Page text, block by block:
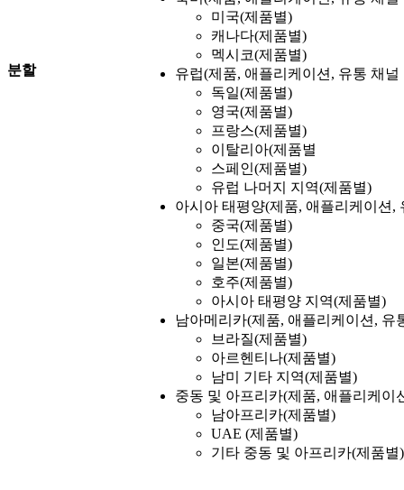
분할
미국(제품별)
캐나다(제품별)
멕시코(제품별)
유럽(제품, 애플리케이션, 유통 채널
독일(제품별)
영국(제품별)
프랑스(제품별)
이탈리아(제품별
스페인(제품별)
유럽 ​​나머지 지역(제품별)
아시아 태평양(제품, 애플리케이션,
중국(제품별)
인도(제품별)
일본(제품별)
호주(제품별)
아시아 태평양 지역(제품별)
남아메리카(제품, 애플리케이션, 유
브라질(제품별)
아르헨티나(제품별)
남미 기타 지역(제품별)
중동 및 아프리카(제품, 애플리케이
남아프리카(제품별)
UAE (제품별)
기타 중동 및 아프리카(제품별)